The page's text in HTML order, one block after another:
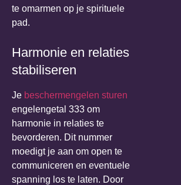
te omarmen op je spirituele
pad.
Harmonie en relaties
stabiliseren
Je beschermengelen sturen
engelengetal 333 om
harmonie in relaties te
bevorderen. Dit nummer
moedigt je aan om open te
communiceren en eventuele
spanning los te laten. Door